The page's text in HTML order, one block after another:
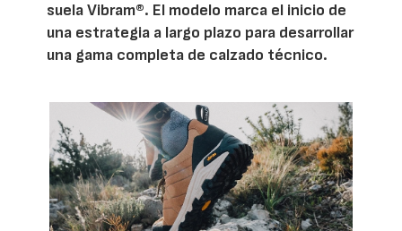
suela Vibram®. El modelo marca el inicio de
una estrategia a largo plazo para desarrollar
una gama completa de calzado técnico.